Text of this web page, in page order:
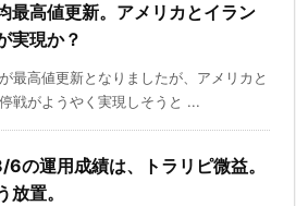
最高値更新。アメリカとイラン
実現か？
最高値更新となりましたが、アメリカと
戦がようやく実現しそうと ...
の運用成績は、トラリピ微益。
放置。